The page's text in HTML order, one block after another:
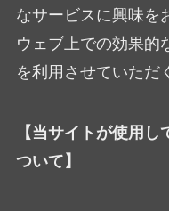
なサービスに興味を
ウェブ上での効果的
を利用させていただ
【当サイトが使用
ついて】